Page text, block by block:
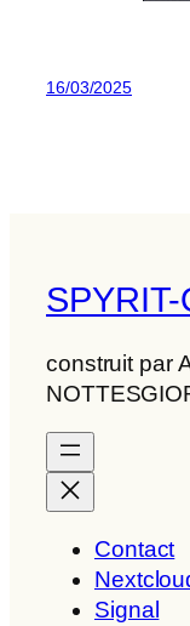
16/03/2025
construit par
Contact
Signal